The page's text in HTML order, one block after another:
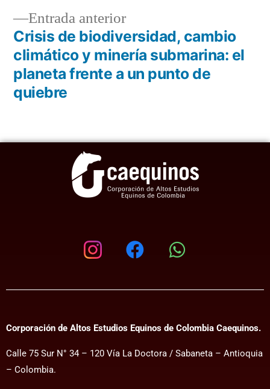
Entrada anterior
Crisis de biodiversidad, cambio
climático y minería submarina: el
planeta frente a un punto de
quiebre
Corporación de Altos Estudios Equinos de Colombia Caequinos.
Calle 75 Sur N° 34 – 120 Vía La Doctora / Sabaneta – Antioquia
– Colombia.